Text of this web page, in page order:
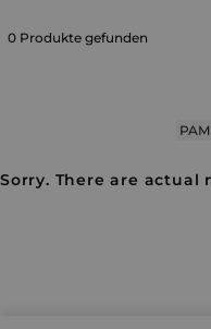
0 Produkte gefunden
Sorry. There are actual